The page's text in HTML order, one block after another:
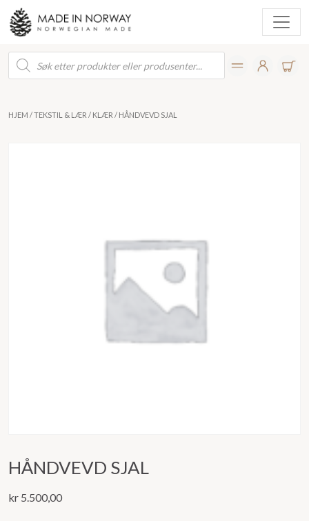
Products
search
HJEM /TEKSTIL & LÆR / KLÆR / HÅNDVEVD SJAL
HÅNDVEVD SJAL
kr 5.500,00